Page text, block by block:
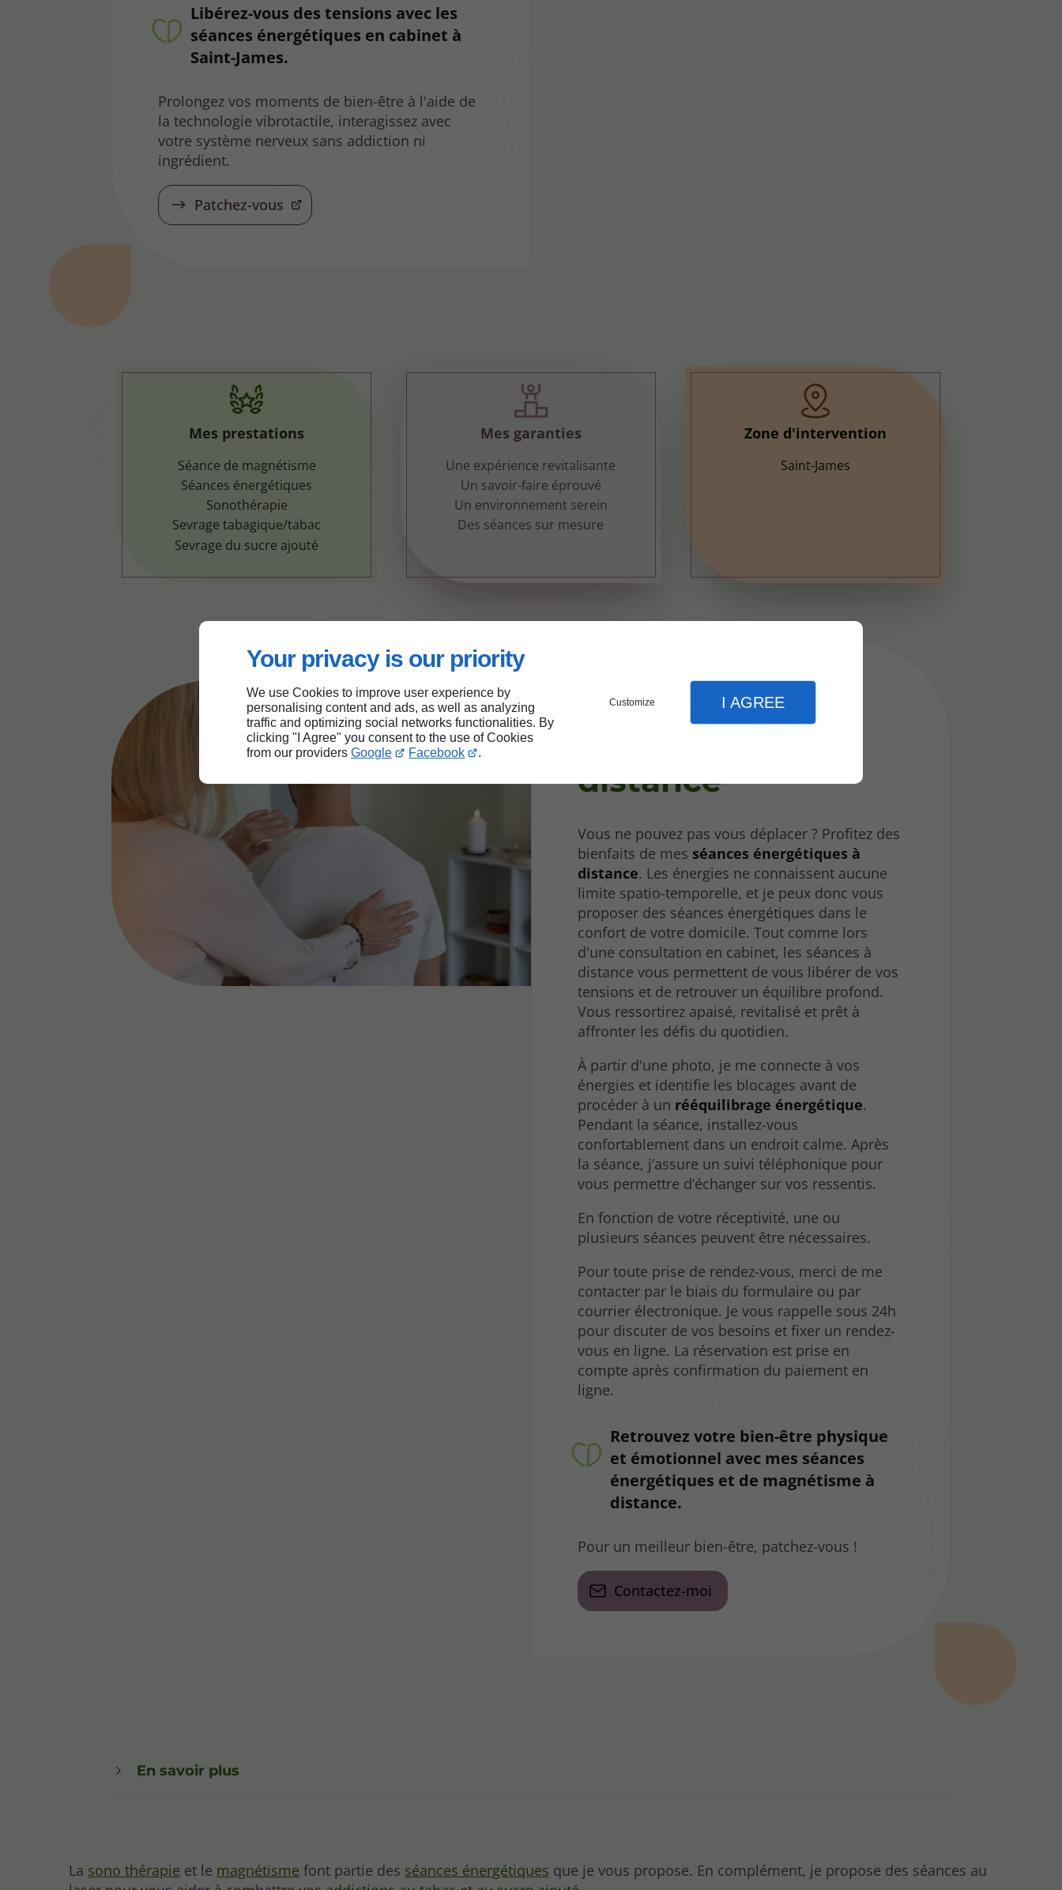
Your privacy is our priority
We use Cookies to improve user experience by
personalising content and ads, as well as analyzing
traffic and optimizing social networks functionalities. By
clicking "I Agree" you consent to the use of Cookies
from our providers Google Facebook .
Customize I AGREE
Libérez-vous des tensions avec les
séances énergétiques en cabinet à
Saint-James.
Prolongez vos moments de bien-être à l'aide de
la technologie vibrotactile, interagissez avec
votre système nerveux sans addiction ni
ingrédient.
Patchez-vous
Mes prestations
Séance de magnétisme
Séances énergétiques
Sonothérapie
Sevrage tabagique/tabac
Sevrage du sucre ajouté
Mes garanties
Une expérience revitalisante
Un savoir-faire éprouvé
Un environnement serein
Des séances sur mesure
Zone d'intervention
Saint-James
Séances
distance
Vous ne pouvez pas vous déplacer ? Profitez des
bienfaits de mes séances énergétiques à
distance. Les énergies ne connaissent aucune
limite spatio-temporelle, et je peux donc vous
proposer des séances énergétiques dans le
confort de votre domicile. Tout comme lors
d'une consultation en cabinet, les séances à
distance vous permettent de vous libérer de vos
tensions et de retrouver un équilibre profond.
Vous ressortirez apaisé, revitalisé et prêt à
affronter les défis du quotidien.
À partir d'une photo, je me connecte à vos
énergies et identifie les blocages avant de
procéder à un rééquilibrage énergétique.
Pendant la séance, installez-vous
confortablement dans un endroit calme. Après
la séance, j’assure un suivi téléphonique pour
vous permettre d’échanger sur vos ressentis.
En fonction de votre réceptivité, une ou
plusieurs séances peuvent être nécessaires.
Pour toute prise de rendez-vous, merci de me
contacter par le biais du formulaire ou par
courrier électronique. Je vous rappelle sous 24h
pour discuter de vos besoins et fixer un rendez-
vous en ligne. La réservation est prise en
compte après confirmation du paiement en
ligne.
Retrouvez votre bien-être physique
et émotionnel avec mes séances
énergétiques et de magnétisme à
distance.
Pour un meilleur bien-être, patchez-vous !
Contactez-moi
En savoir plus
La sono thérapie et le magnétisme font partie des séances énergétiques que je vous propose. En complément, je propose des séances au